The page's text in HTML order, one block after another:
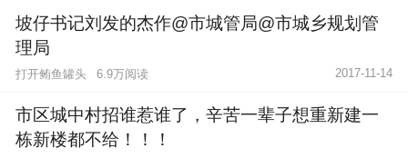
坡仔书记刘发的杰作@市城管局@市城乡规划管
理局
打开鲔鱼罐头 6.9万阅读 2017-11-14
市区城中村招谁惹谁了，辛苦一辈子想重新建一
栋新楼都不给！！！